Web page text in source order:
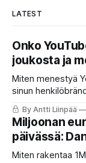
LATEST
Onko
joukosta ja
Miten menestyä
sinun
herätät
puhetapaa ja
By Antti Liinpää
Miljoonan
päivässä:
Miten rakentaa